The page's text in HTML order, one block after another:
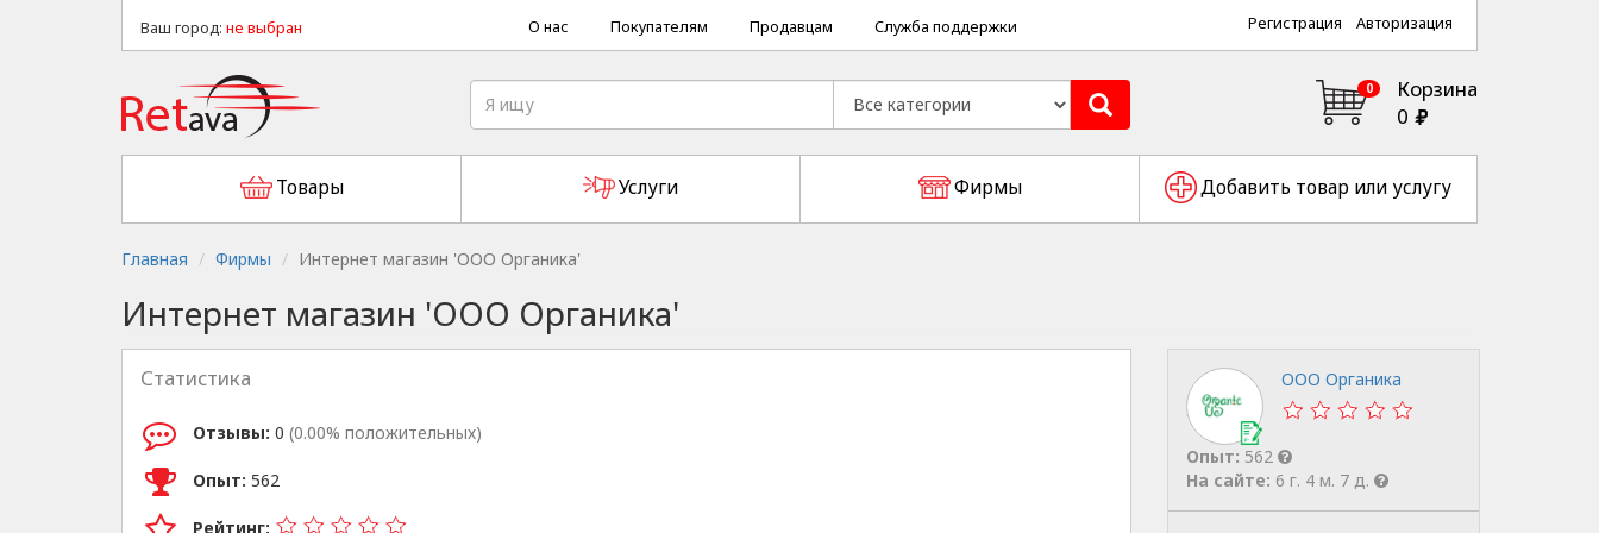
Ваш город: не выбран Регистрация Авторизация
О нас Покупателям Продавцам Служба поддержки
0
Корзина
0
Товары Услуги Фирмы Добавить товар или услугу
Главная Фирмы Интернет магазин 'ООО Органика'
Интернет магазин 'ООО Органика'
Статистика
Отзывы: 0 (0.00% положительных)
Опыт: 562
Рейтинг:
ООО Органика
Опыт: 562
На сайте: 6 г. 4 м. 7 д.